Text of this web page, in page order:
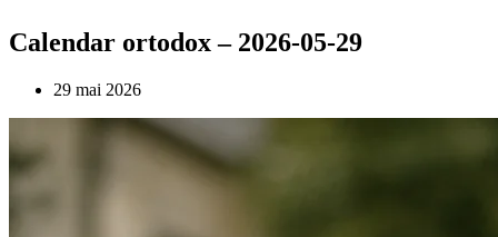
Calendar ortodox – 2026-05-29
29 mai 2026